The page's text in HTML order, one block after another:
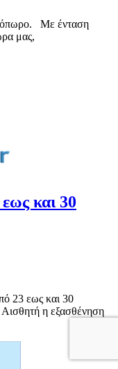
Με ένταση
μας,
και 30
23 εως και 30
η εξασθένηση